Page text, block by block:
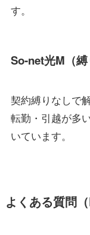
す。
So-net光M（縛
契約縛りなしで
転勤・引越が多
いています。
よくある質問（